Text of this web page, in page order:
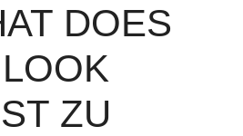
DOES
ZU